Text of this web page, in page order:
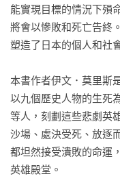
能實現目標的情況下殞
將會以慘敗和死亡告終
塑造了日本的個人和社
本書作者伊文．莫里斯
以九個歷史人物的生死
等人，刻劃這些悲劇英
沙場、處決受死、放逐
都坦然接受潰敗的命運
英雄殿堂。